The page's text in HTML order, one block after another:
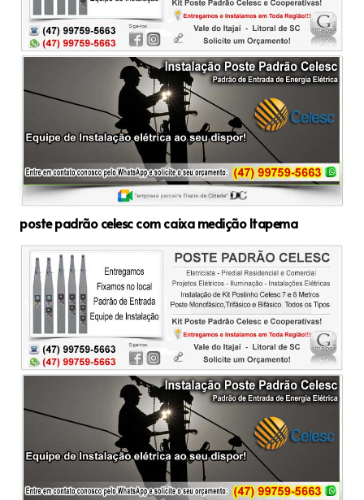
poste padrão celesc com caixa medição Itapema